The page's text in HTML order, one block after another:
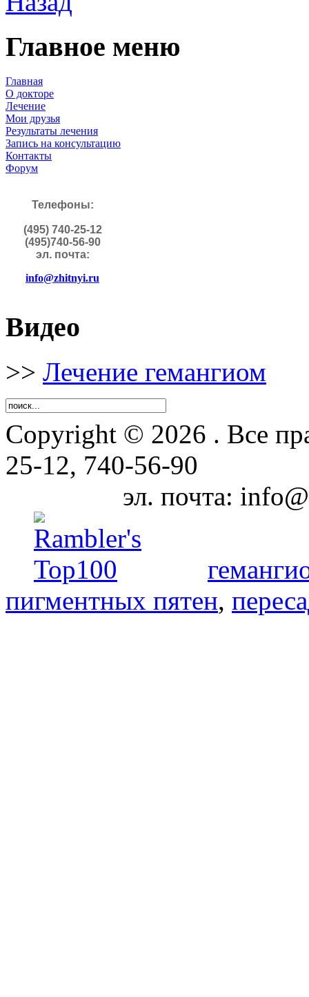
Главное меню
Главная
О докторе
Лечение
Мои друзья
Результаты лечения
Запись на консультацию
Контакты
Форум
Телефоны:
(495) 740-25-12
(495)740-56-90
эл. почта:
info@zhitnyi.ru
Видео
>> Лечение гемангиом
Copyright © 2026 . Все
25-12, 740-56-90
эл. почта:
пигментных пятен,